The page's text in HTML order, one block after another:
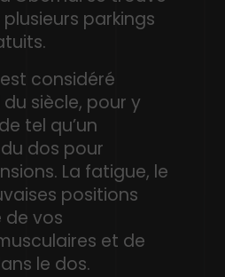
parkings
considéré
siècle, pour y
tel qu’un
dos pour
La fatigue, le
positions
de vos
et de
le dos.